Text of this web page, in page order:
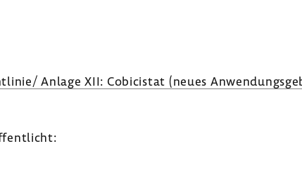
Anlage XII: Cobicistat (neues